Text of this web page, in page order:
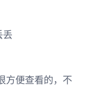
丢
方便查看的，不